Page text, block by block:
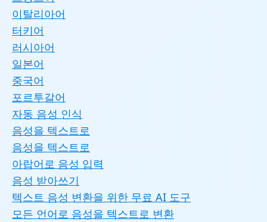
이탈리아어
터키어
러시아어
일본어
중국어
포르투갈어
자동 음성 인식
음성을 텍스트로
음성을 텍스트로
아랍어로 음성 입력
음성 받아쓰기
텍스트 음성 변환을 위한 무료 AI 도구
모든 언어로 음성을 텍스트로 변환